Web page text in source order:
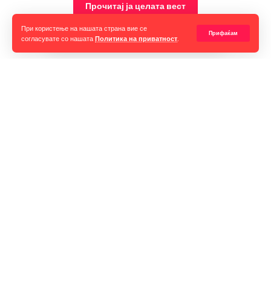
При користење на нашата страна вие се
согласувате со нашата Политика на приватност
Прифаќам
Прочитај ја целата вест